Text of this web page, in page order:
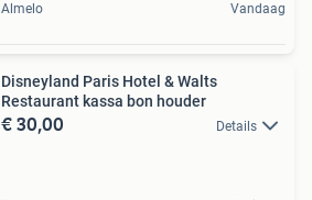
Almelo Vandaag
Disneyland Paris Hotel & Walts
Restaurant kassa bon houder
€ 30,00 Details